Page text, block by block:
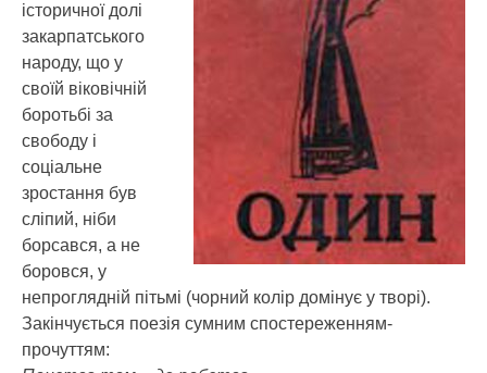
історичної долі
закарпатського
народу, що у
своїй віковічній
боротьбі за
свободу і
соціальне
зростання був
сліпий, ніби
борсався, а не
боровся, у
непроглядній пітьмі (чорний колір домінує у творі).
Закінчується поезія сумним спостереженням-
прочуттям: